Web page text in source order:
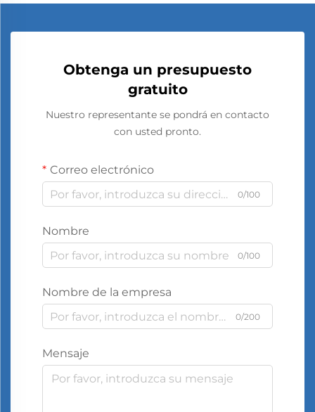
Obtenga un presupuesto
gratuito
Nuestro representante se pondrá en contacto
con usted pronto.
Correo electrónico
0/100
Nombre
0/100
Nombre de la empresa
0/200
Mensaje